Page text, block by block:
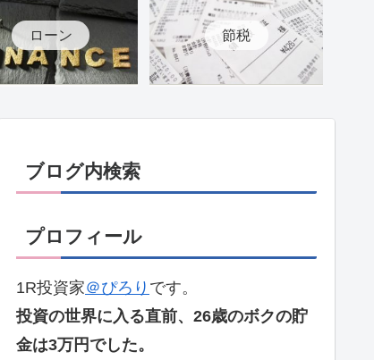
ローン 節税
ブログ内検索
プロフィール
1R投資家＠ぴろり です。
投資の世界に入る直前、26歳のボクの貯
金は3万円でした。